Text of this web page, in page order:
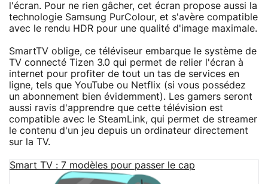
l'écran. Pour ne rien gâcher, cet écran propose aussi la
technologie Samsung PurColour, et s'avère compatible
avec le rendu HDR pour une qualité d'image maximale.
SmartTV oblige, ce téléviseur embarque le système de
TV connecté Tizen 3.0 qui permet de relier l'écran à
internet pour profiter de tout un tas de services en
ligne, tels que YouTube ou Netflix (si vous possédez
un abonnement bien évidemment). Les gamers seront
aussi ravis d'apprendre que cette télévision est
compatible avec le SteamLink, qui permet de streamer
le contenu d'un jeu depuis un ordinateur directement
sur la TV.
Smart TV : 7 modèles pour passer le cap